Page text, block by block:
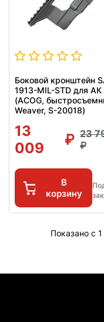
Боковой кронштейн
1913-MIL-STD для АК
(ACOG,
Weaver, S-20018)
13
009
23
В
корзину
Показано с